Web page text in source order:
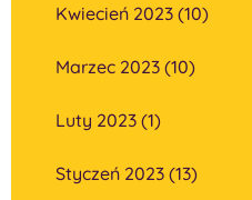
Kwiecień 2023 (10)
Marzec 2023 (10)
Luty 2023 (1)
Styczeń 2023 (13)